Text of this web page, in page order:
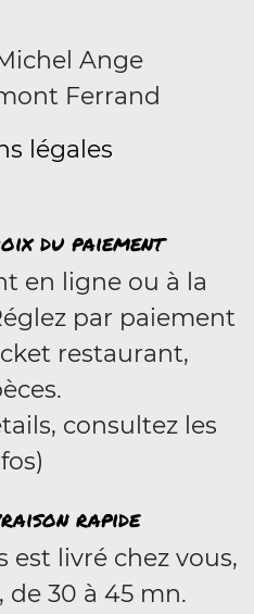
Ange
Ferrand
légales
du paiement
en ligne ou à la
par paiement
restaurant,
consultez les
rapide
est livré chez vous,
de 30 à 45 mn.